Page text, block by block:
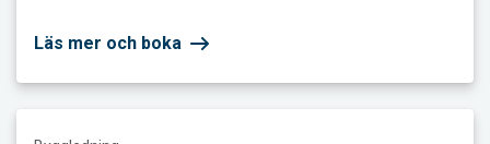
Läs mer och boka